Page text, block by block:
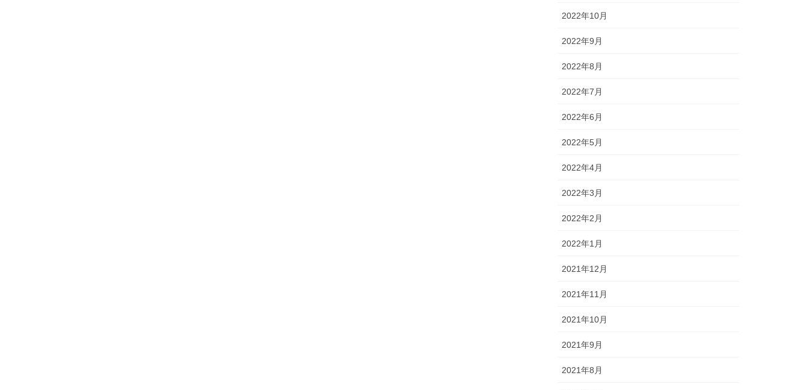
2022年10月
2022年9月
2022年8月
2022年7月
2022年6月
2022年5月
2022年4月
2022年3月
2022年2月
2022年1月
2021年12月
2021年11月
2021年10月
2021年9月
2021年8月